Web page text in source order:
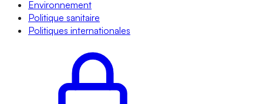
Environnement
Politique sanitaire
Politiques internationales